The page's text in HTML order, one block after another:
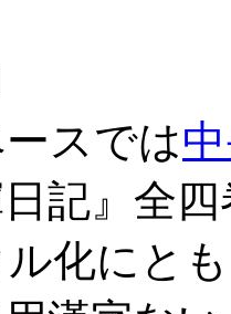
スでは
記』全
化にと